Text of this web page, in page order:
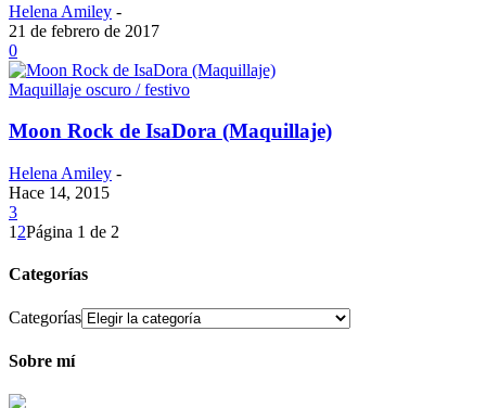
Helena Amiley -
21 de febrero de 2017
0
Maquillaje oscuro / festivo
Moon Rock de IsaDora (Maquillaje)
Helena Amiley -
Hace 14, 2015
3
1 2Página 1 de 2
Categorías
Categorías
Sobre mí